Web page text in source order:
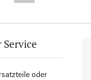
Service
oder